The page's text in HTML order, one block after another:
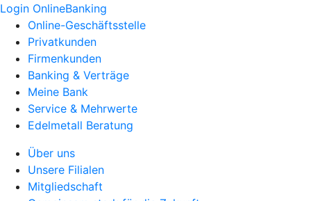
Login OnlineBanking
Online-Geschäftsstelle
Privatkunden
Firmenkunden
Banking & Verträge
Meine Bank
Service & Mehrwerte
Edelmetall Beratung
Über uns
Unsere Filialen
Mitgliedschaft